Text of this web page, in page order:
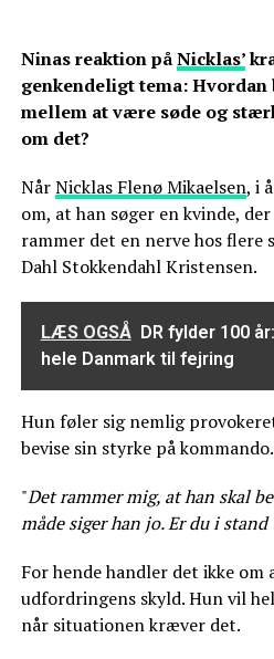
Ninas reaktion påNicklas’
genkendeligt tema:
mellem at være søde og
om det?
NårNicklas Flenø Mikaelsen, i
om, at han søger en kvinde,
rammer det en nerve hos flere
Dahl Stokkendahl Kristensen.
LÆS OGSÅ DR fylder 100
hele Danmark til fejring
Hun føler sig nemlig
bevise sin styrke på kommando.
"Det rammer mig, at han skal
måde siger han jo. Er du i
For hende handler det ikke
udfordringens skyld. Hun vil
når situationen kræver det.